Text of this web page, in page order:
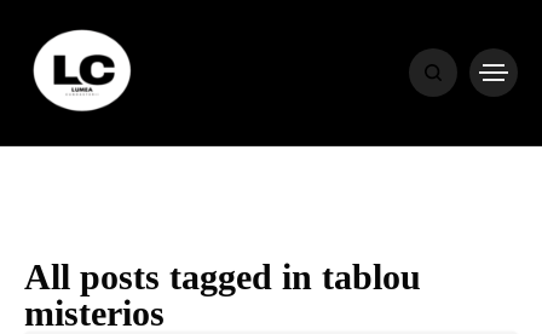
All posts tagged in tablou
misterios
HOME
HOROSCOP